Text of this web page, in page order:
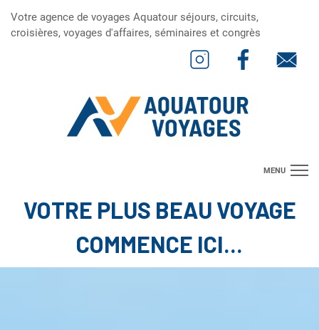
Votre agence de voyages Aquatour séjours, circuits,
croisières, voyages d'affaires, séminaires et congrès
MENU
Suggestions de Séjours
VOTRE PLUS BEAU VOYAGE
COMMENCE ICI...